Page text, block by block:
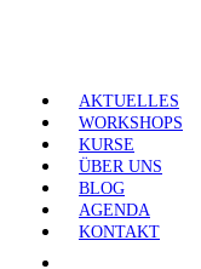
AKTUELLES
WORKSHOPS
KURSE
ÜBER UNS
BLOG
AGENDA
KONTAKT